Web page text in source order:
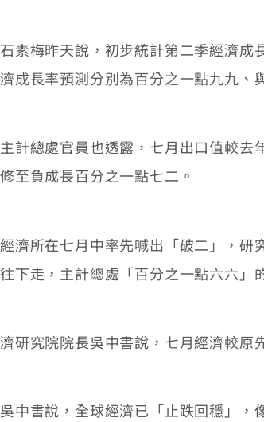
梅昨天說，初步統計第二季經濟成
成長率預測分別為百分之一點九九、
總處官員也透露，七月出口值較去
至負成長百分之一點七二。
所在七月中率先喊出「破二」，研
下走，主計總處「百分之一點六六」
究院院長吳中書說，七月經濟較原
書說，全球經濟已「止跌回穩」，